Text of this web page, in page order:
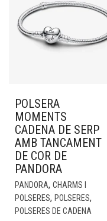
POLSERA
MOMENTS
CADENA DE SERP
AMB TANCAMENT
DE COR DE
PANDORA
PANDORA, CHARMS I
POLSERES, POLSERES,
POLSERES DE CADENA